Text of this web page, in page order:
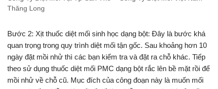
Thăng Long
Bước 2: Xịt thuốc diệt mối sinh học dạng bột: Đây là bước khá
quan trọng trong quy trình diệt mối tận gốc. Sau khoảng hơn 10
ngày đặt mồi nhử thì các bạn kiểm tra và đặt ra chỗ khác. Tiếp
theo sử dụng thuốc diệt mối PMC dạng bột rắc lên bề mặt rồi để
mồi nhử về chỗ cũ. Mục đích của công đoạn này là muốn mối